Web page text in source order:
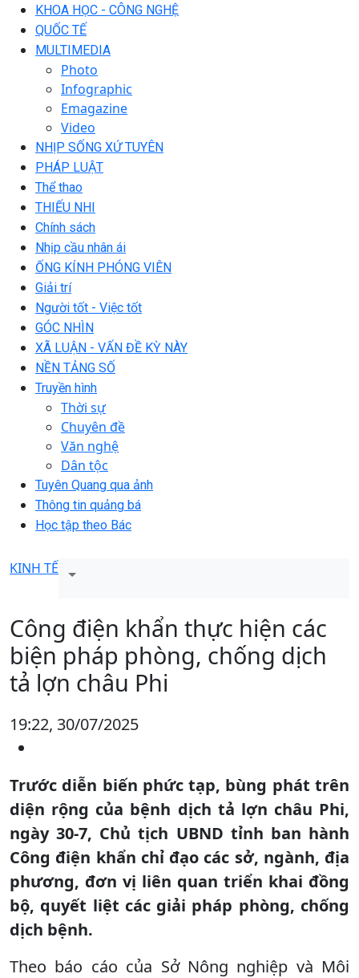
KHOA HỌC - CÔNG NGHỆ
QUỐC TẾ
MULTIMEDIA
Photo
Infographic
Emagazine
Video
NHỊP SỐNG XỨ TUYÊN
PHÁP LUẬT
Thể thao
THIẾU NHI
Chính sách
Nhịp cầu nhân ái
ỐNG KÍNH PHÓNG VIÊN
Giải trí
Người tốt - Việc tốt
GÓC NHÌN
XÃ LUẬN - VẤN ĐỀ KỲ NÀY
NỀN TẢNG SỐ
Truyền hình
Thời sự
Chuyên đề
Văn nghệ
Dân tộc
Tuyên Quang qua ảnh
Thông tin quảng bá
Học tập theo Bác
KINH TẾ
Công điện khẩn thực hiện các
biện pháp phòng, chống dịch
tả lợn châu Phi
19:22, 30/07/2025
Trước diễn biến phức tạp, bùng phát trên
diện rộng của bệnh dịch tả lợn châu Phi,
ngày 30-7, Chủ tịch UBND tỉnh ban hành
Công điện khẩn chỉ đạo các sở, ngành, địa
phương, đơn vị liên quan triển khai đồng
bộ, quyết liệt các giải pháp phòng, chống
dịch bệnh.
Theo báo cáo của Sở Nông nghiệp và Môi